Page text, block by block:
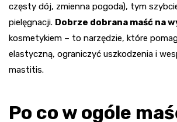
częsty dój, zmienna pogoda), tym
pielęgnacji. Dobrze dobrana maść na
kosmetykiem – to narzędzie, które
elastyczną, ograniczyć uszkodzenia i
mastitis.
Po co w ogóle